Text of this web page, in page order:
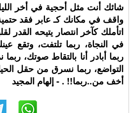
شائك أنت مثل أحجية في أخر
واقف في مكانك كـ عابر فقد
اتأملك كآخر انتصار يتيحه القدر
في النجاة، ربما تلتفت، وتقع
ربما أبادر أنا بالتقاط صوتك،
التواضع، ربما نسرق من حقل
أخف من..ربما!! ⁧. - إلهام المجيد